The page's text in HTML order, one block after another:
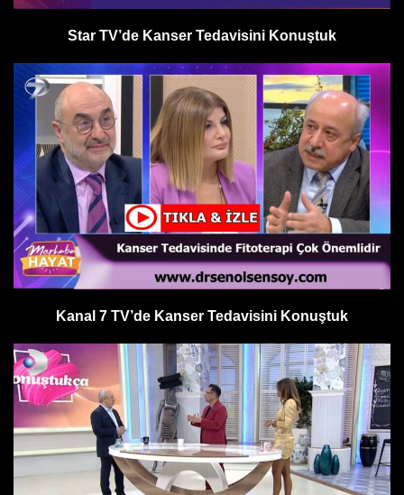
Star TV’de Kanser Tedavisini Konuştuk
Kanal 7 TV’de Kanser Tedavisini Konuştuk